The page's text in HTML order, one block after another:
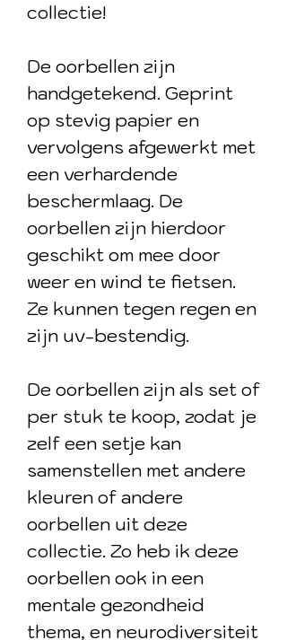
collectie!
De oorbellen zijn
handgetekend. Geprint
op stevig papier en
vervolgens afgewerkt met
een verhardende
beschermlaag. De
oorbellen zijn hierdoor
geschikt om mee door
weer en wind te fietsen.
Ze kunnen tegen regen en
zijn uv-bestendig.
De oorbellen zijn als set of
per stuk te koop, zodat je
zelf een setje kan
samenstellen met andere
kleuren of andere
oorbellen uit deze
collectie. Zo heb ik deze
oorbellen ook in een
mentale gezondheid
thema, en neurodiversiteit